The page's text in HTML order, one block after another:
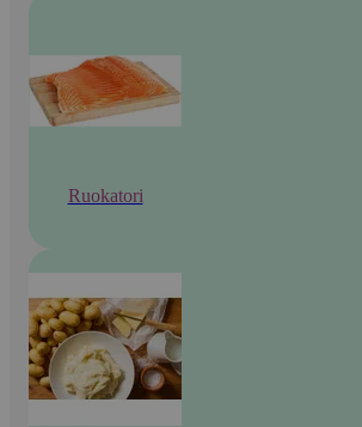
Ruokatori